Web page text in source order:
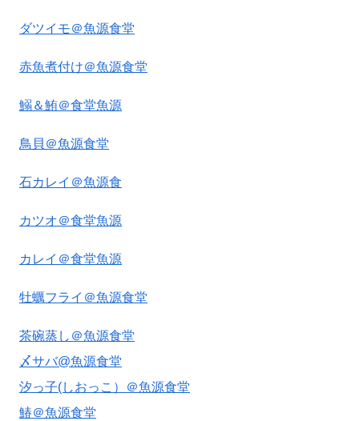
ダツイモ＠魚源食堂
赤魚煮付け＠魚源食堂
鰯＆鮪＠食堂魚源
鳥貝＠魚源食堂
石カレイ＠魚源食
カツオ＠食堂魚源
カレイ＠食堂魚源
牡蠣フライ＠魚源食堂
茶碗蒸し＠魚源食堂
〆サバ@魚源食堂
汐っ子(しおっこ）＠魚源食堂
鰆＠魚源食堂